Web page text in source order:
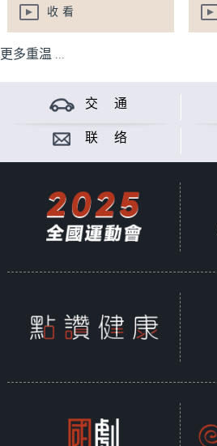
收看
更多重温 ...
交 通
联 络